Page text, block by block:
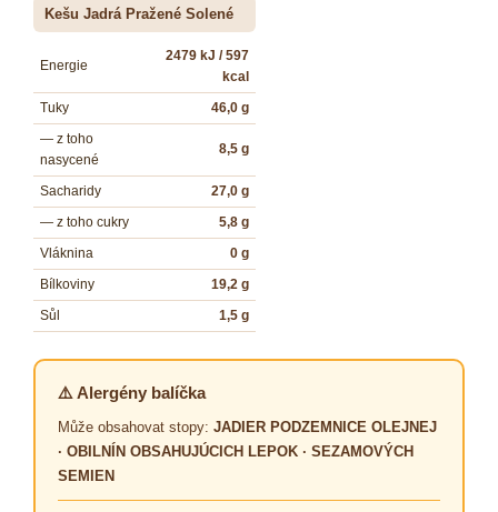
Kešu Jadrá Pražené Solené
Energie
2479 kJ / 597
kcal
Tuky
46,0 g
— z toho
nasycené
8,5 g
Sacharidy
27,0 g
— z toho cukry
5,8 g
Vláknina
0 g
Bílkoviny
19,2 g
Sůl
1,5 g
⚠️ Alergény balíčka
Může obsahovat stopy: JADIER PODZEMNICE OLEJNEJ
· OBILNÍN OBSAHUJÚCICH LEPOK · SEZAMOVÝCH
SEMIEN